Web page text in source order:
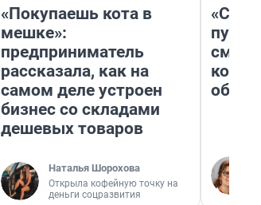
«Покупаешь кота в
мешке»:
предприниматель
рассказала, как на
самом деле устроен
бизнес со складами
дешевых товаров
Наталья Шорохова
Открыла кофейную точку на
деньги соцразвития